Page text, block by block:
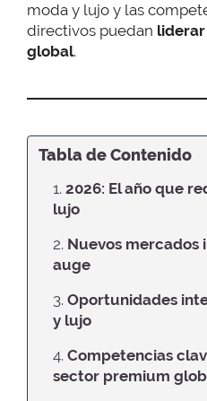
moda y lujo y las
directivos puedan
global.
Tabla de Contenido
1. 2026: El año que
lujo
2. Nuevos mercados
auge
3. Oportunidades
y lujo
4. Competencias
sector premium